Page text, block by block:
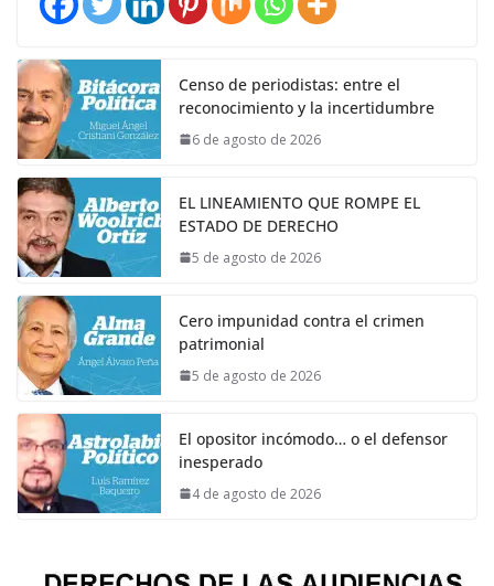
Censo de periodistas: entre el
reconocimiento y la incertidumbre
6 de agosto de 2026
EL LINEAMIENTO QUE ROMPE EL
ESTADO DE DERECHO
5 de agosto de 2026
Cero impunidad contra el crimen
patrimonial
5 de agosto de 2026
El opositor incómodo… o el defensor
inesperado
4 de agosto de 2026